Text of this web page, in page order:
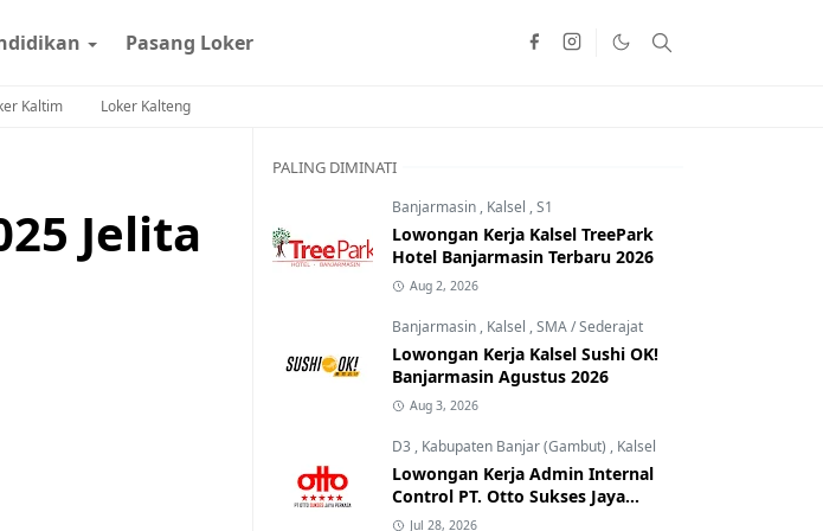
Pasang Loker
Kaltim Loker Kalteng
Jelita
PALING DIMINATI
Banjarmasin , Kalsel ,S1
Lowongan Kerja Kalsel TreePark
Hotel Banjarmasin Terbaru 2026
Aug 2, 2026
Banjarmasin , Kalsel ,SMA / Sederajat
Lowongan Kerja Kalsel Sushi OK!
Banjarmasin Agustus 2026
Aug 3, 2026
D3 , Kabupaten Banjar (Gambut) , Kalsel
Lowongan Kerja Admin Internal
Control PT. Otto Sukses Jaya
Perkasa
Jul 28, 2026